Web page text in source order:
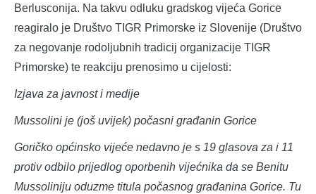
Berlusconija. Na takvu odluku gradskog vijeća Gorice
reagiralo je Društvo TIGR Primorske iz Slovenije (Društvo
za negovanje rodoljubnih tradicij organizacije TIGR
Primorske) te reakciju prenosimo u cijelosti:
Izjava za javnost i medije
Mussolini je (još uvijek) počasni građanin Gorice
Goričko općinsko vijeće nedavno je s 19 glasova za i 11
protiv odbilo prijedlog oporbenih vijećnika da se Benitu
Mussoliniju oduzme titula počasnog građanina Gorice. Tu